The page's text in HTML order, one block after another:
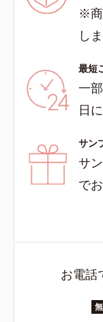
※商
し
最短
一
日
サン
サ
で
お電話